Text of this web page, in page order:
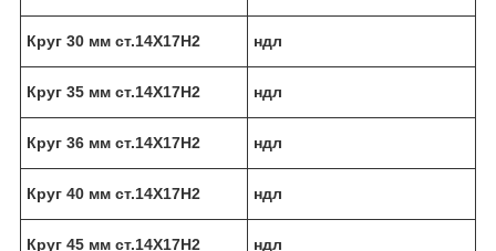
Круг 30 мм ст.14Х17Н2 ндл
Круг 35 мм ст.14Х17Н2 ндл
Круг 36 мм ст.14Х17Н2 ндл
Круг 40 мм ст.14Х17Н2 ндл
Круг 45 мм ст.14Х17Н2 ндл